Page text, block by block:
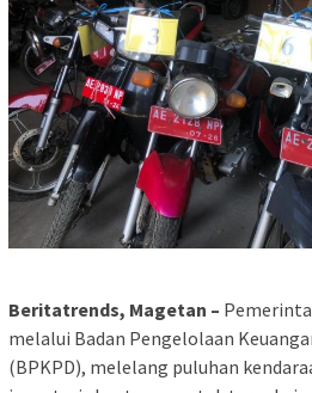
Beritatrends, Magetan –
melalui Badan Pengelolaan
(BPKPD), melelang puluhan